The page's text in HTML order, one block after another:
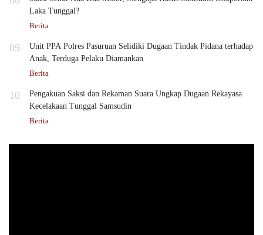
Laka Tunggal?
Berita
09
Unit PPA Polres Pasuruan Selidiki Dugaan Tindak Pidana terhadap
Anak, Terduga Pelaku Diamankan
Berita
10
Pengakuan Saksi dan Rekaman Suara Ungkap Dugaan Rekayasa
Kecelakaan Tunggal Samsudin
Berita